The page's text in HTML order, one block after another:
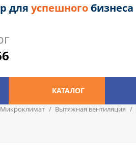
для успешного бизнеса
КАТАЛОГ
Микроклимат / Вытяжная вентиляция /